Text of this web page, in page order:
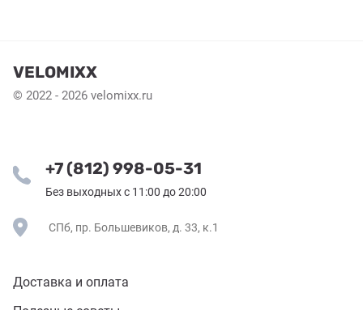
VELOMIXX
© 2022 - 2026 velomixx.ru
+7 (812) 998-05-31
Без выходных с 11:00 до 20:00
СПб, пр. Большевиков, д. 33, к.1
Доставка и оплата